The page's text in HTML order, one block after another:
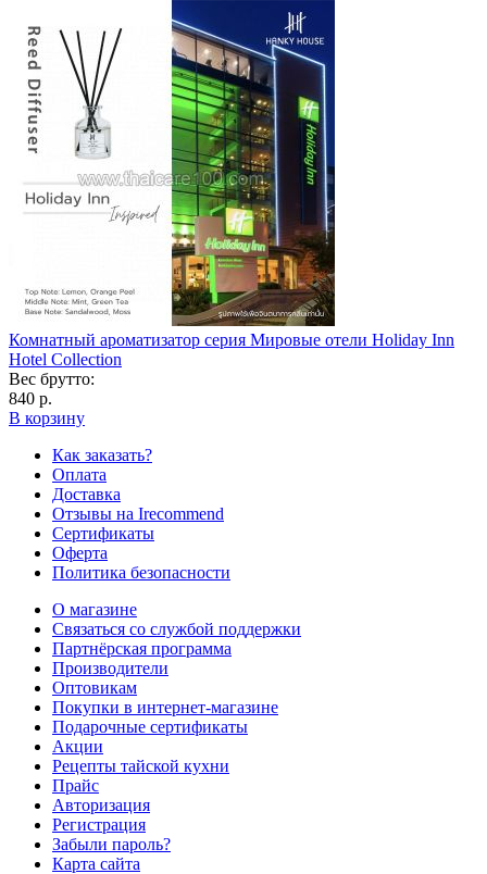
Комнатный ароматизатор серия Мировые отели Holiday Inn
Hotel Collection
Вес брутто:
840 р.
В корзину
Как заказать?
Оплата
Доставка
Отзывы на Irecommend
Сертификаты
Оферта
Политика безопасности
О магазине
Связаться со службой поддержки
Партнёрская программа
Производители
Оптовикам
Покупки в интернет-магазине
Подарочные сертификаты
Акции
Рецепты тайской кухни
Прайс
Авторизация
Регистрация
Забыли пароль?
Карта сайта